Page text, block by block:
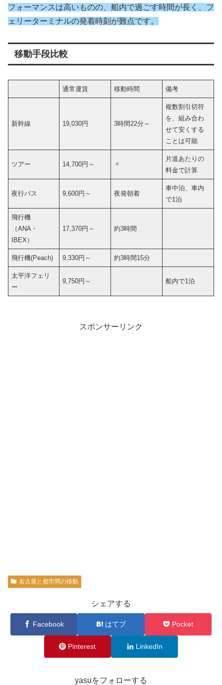
フォーマンスは高いものの、船内で過ごす時間が長く、フ
ェリーターミナルの発着時刻が難点です。
移動手段比較
通常運賃 移動時間 備考
新幹線 19,030円 3時間22分～
複数割引切符
を、組み合わ
せて安くする
ことは可能
ツアー 14,700円～ 〃
片道あたりの
料金で計算
夜行バス 9,600円～ 夜発朝着
車中泊、車内
で1泊
飛行機
（ANA・
IBEX）
17,370円～ 約3時間
飛行機(Peach) 9,330円～ 約3時間15分
太平洋フェリ
ー
9,750円～ 船内で1泊
スポンサーリンク
名古屋と都市間の移動
シェアする
Facebook はてブ Pocket
Pinterest LinkedIn
yasuをフォローする